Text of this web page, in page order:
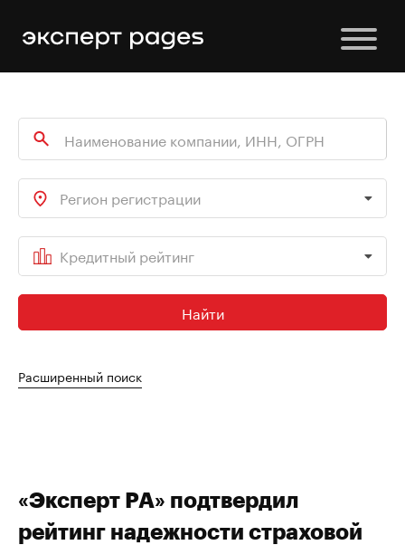
Регион регистрации
Кредитный рейтинг
Найти
Расширенный поиск
«Эксперт РА» подтвердил
рейтинг надежности страховой